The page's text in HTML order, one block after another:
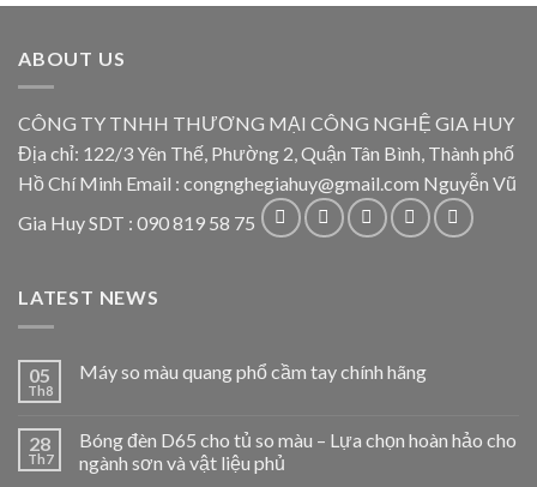
ABOUT US
CÔNG TY TNHH THƯƠNG MẠI CÔNG NGHỆ GIA HUY
Địa chỉ: 122/3 Yên Thế, Phường 2, Quận Tân Bình, Thành phố
Hồ Chí Minh Email : congnghegiahuy@gmail.com Nguyễn Vũ
Gia Huy SDT : 090 819 58 75
LATEST NEWS
05
Th8
Máy so màu quang phổ cầm tay chính hãng
28
Th7
Bóng đèn D65 cho tủ so màu – Lựa chọn hoàn hảo cho
ngành sơn và vật liệu phủ